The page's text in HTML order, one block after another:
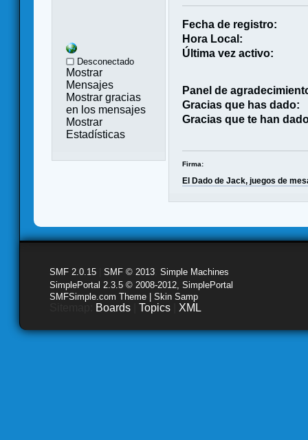
Desconectado
Mostrar
Mensajes
Mostrar gracias
en los mensajes
Mostrar
Estadísticas
Fecha de registro:
Hora Local:
Última vez activo:
Panel de
Gracias que has dado:
Gracias que te han
Firma:
El Dado de Jack, juegos de
SMF 2.0.15 SMF © 2013 Simple Machines
SimplePortal 2.3.5 © 2008-2012, SimplePortal
SMFSimple.com Theme | Skin Samp
Boards Topics XML